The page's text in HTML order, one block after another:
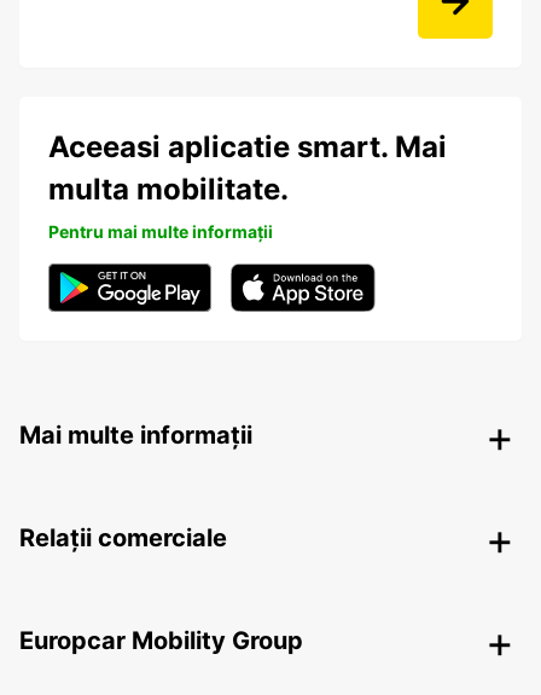
Aceeasi aplicatie smart. Mai
multa mobilitate.
Pentru mai multe informații
Mai multe informații
Relații comerciale
Europcar Mobility Group